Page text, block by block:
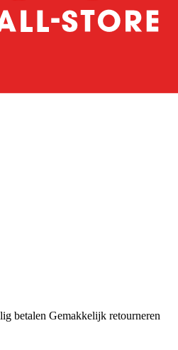
betalen Gemakkelijk retourneren